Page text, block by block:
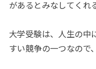
があるとみなしてくれ
大学受験は、人生の中
すい競争の一つなので